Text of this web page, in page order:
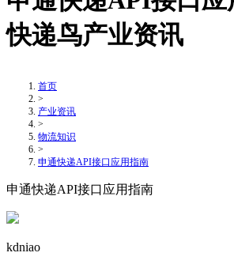
快递鸟产业资讯
首页
>
产业资讯
>
物流知识
>
申通快递API接口应用指南
申通快递API接口应用指南
kdniao